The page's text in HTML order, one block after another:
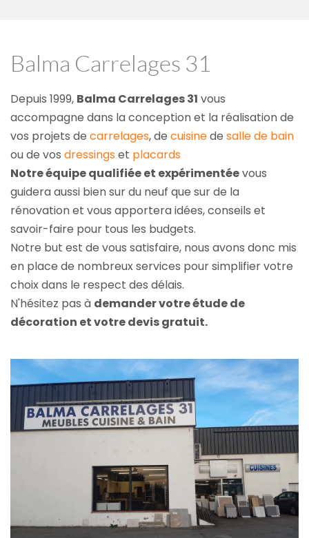
Balma Carrelages 31
Depuis 1999, Balma Carrelages 31 vous
accompagne dans la conception et la réalisation de
vos projets de carrelages, de cuisine de salle de bain
ou de vos dressings et placards
Notre équipe qualifiée et expérimentée vous
guidera aussi bien sur du neuf que sur de la
rénovation et vous apportera idées, conseils et
savoir-faire pour tous les budgets.
Notre but est de vous satisfaire, nous avons donc mis
en place de nombreux services pour simplifier votre
choix dans le respect des délais.
N'hésitez pas à demander votre étude de
décoration et votre devis gratuit.